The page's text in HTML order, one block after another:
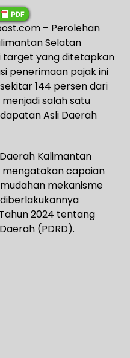
– Perolehan
Selatan
target yang ditetapkan
penerimaan pajak ini
144 persen dari
salah satu
Asli Daerah
Kalimantan
mengatakan capaian
mekanisme
2024 tentang
(PDRD).